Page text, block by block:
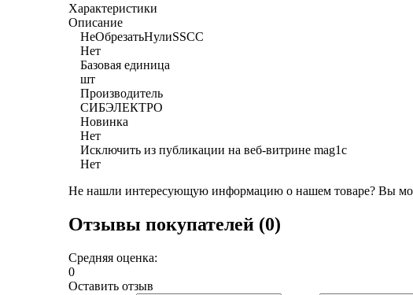
Характеристики
Описание
НеОбрезатьНулиSSCC
Нет
Базовая единица
шт
Производитель
СИБЭЛЕКТРО
Новинка
Нет
Исключить из публикации на веб-витрине mag1c
Нет
Не нашли интересующую информацию о нашем товаре? Вы
Отзывы покупателей (0)
Средняя оценка:
0
Оставить отзыв